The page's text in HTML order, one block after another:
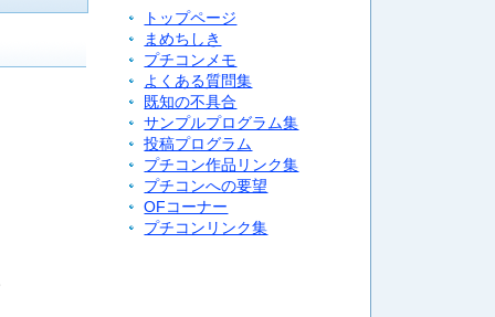
トップページ
まめちしき
プチコンメモ
よくある質問集
既知の不具合
サンプルプログラム集
投稿プログラム
プチコン作品リンク集
プチコンへの要望
OFコーナー
プチコンリンク集